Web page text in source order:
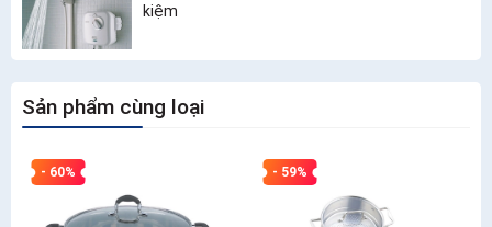
kiệm
Sản phẩm cùng loại
- 60% - 59%